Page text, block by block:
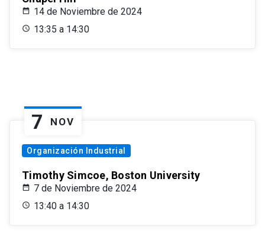
14 de Noviembre de 2024
13:35 a 14:30
7 NOV
Organización Industrial
Timothy Simcoe, Boston University
7 de Noviembre de 2024
13:40 a 14:30